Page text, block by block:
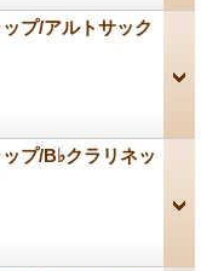
プ/アルトサック
プ/B♭クラリネッ